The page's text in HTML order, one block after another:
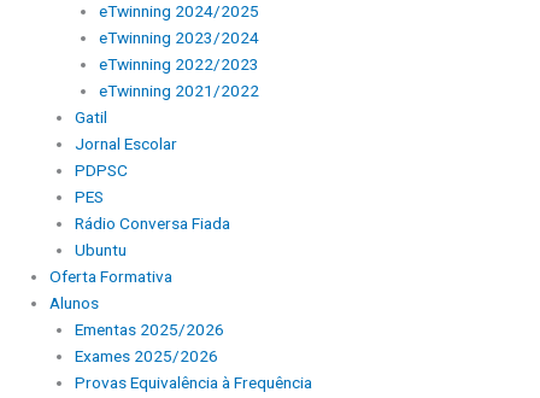
eTwinning 2024/2025
eTwinning 2023/2024
eTwinning 2022/2023
eTwinning 2021/2022
Gatil
Jornal Escolar
PDPSC
PES
Rádio Conversa Fiada
Ubuntu
Oferta Formativa
Alunos
Ementas 2025/2026
Exames 2025/2026
Provas Equivalência à Frequência